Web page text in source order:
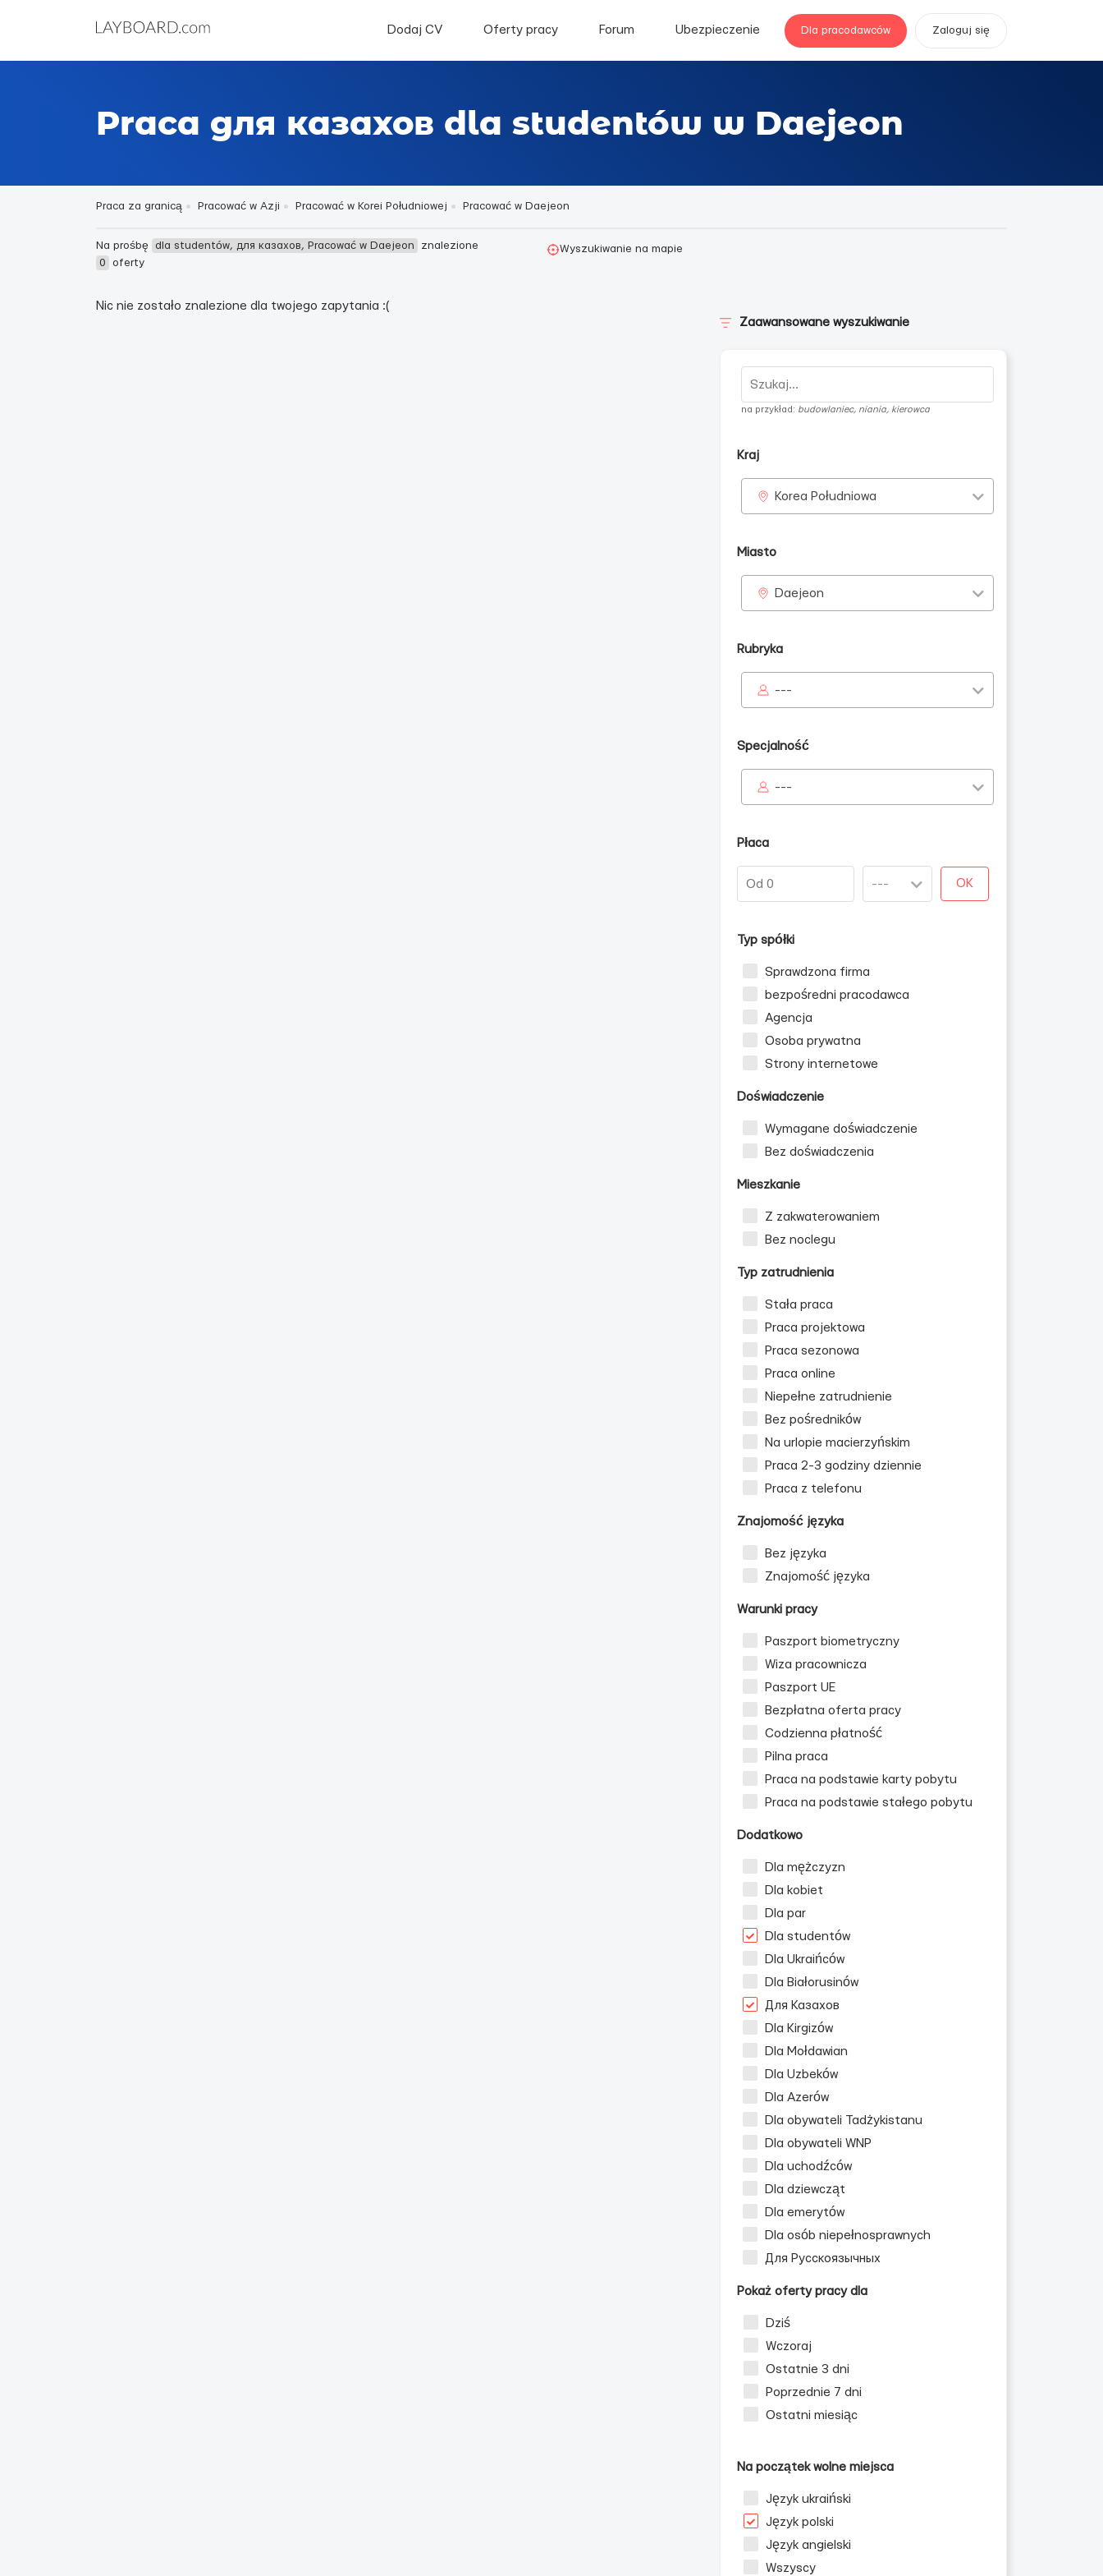
Dodaj CV Oferty pracy Forum Ubezpieczenie Dla pracodawców Zaloguj się
Praca для казахов dla studentów w Daejeon
Praca za granicą Pracować w Azji Pracować w Korei Południowej Pracować w Daejeon
Na prośbę dla studentów, для казахов, Pracować w Daejeon
znalezione
0
oferty
Wyszukiwanie na mapie
Nic nie zostało znalezione dla twojego zapytania :(
Zaawansowane wyszukiwanie
na przykład: budowlaniec, niania, kierowca
Kraj
Korea Południowa
Miasto
Daejeon
Rubryka
---
Specjalność
---
Płaca
OK
Typ spółki
Sprawdzona firma
bezpośredni pracodawca
Agencja
Osoba prywatna
Strony internetowe
Doświadczenie
Wymagane doświadczenie
Bez doświadczenia
Mieszkanie
Z zakwaterowaniem
Bez noclegu
Typ zatrudnienia
Stała praca
Praca projektowa
Praca sezonowa
Praca online
Niepełne zatrudnienie
Bez pośredników
Na urlopie macierzyńskim
Praca 2-3 godziny dziennie
Praca z telefonu
Znajomość języka
Bez języka
Znajomość języka
Warunki pracy
Paszport biometryczny
Wiza pracownicza
Paszport UE
Bezpłatna oferta pracy
Codzienna płatność
Pilna praca
Praca na podstawie karty pobytu
Praca na podstawie stałego pobytu
Dodatkowo
Dla mężczyzn
Dla kobiet
Dla par
Dla studentów
Dla Ukraińców
Dla Białorusinów
Для Казахов
Dla Kirgizów
Dla Mołdawian
Dla Uzbeków
Dla Azerów
Dla obywateli Tadżykistanu
Dla obywateli WNP
Dla uchodźców
Dla dziewcząt
Dla emerytów
Dla osób niepełnosprawnych
Для Русскоязычных
Pokaż oferty pracy dla
Dziś
Wczoraj
Ostatnie 3 dni
Poprzednie 7 dni
Ostatni miesiąc
Na początek wolne miejsca
Język ukraiński
Język polski
Język angielski
Wszyscy